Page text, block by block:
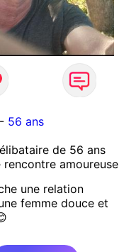
- 56 ans
de 56 ans
rencontre amoureuse
une relation
femme douce et